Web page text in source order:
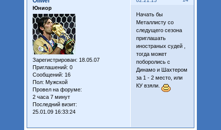
Юниор
Зарегистрирован: 18.05.07
Приглашений: 0
Сообщений: 16
Пол: Мужской
Провел на форуме:
2 часа 7 минут
Последний визит:
25.01.09 16:33:24
Начать бы
Металлисту со
следущего сезона
приглашать
иностраных судей ,
тогда может
поборолись с
Динамо и Шахтером
за 1 - 2 место, или
КУ взяли.